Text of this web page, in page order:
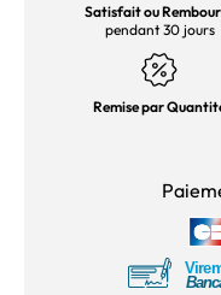
Satisfait ou
pendant 30 jours
Remise par